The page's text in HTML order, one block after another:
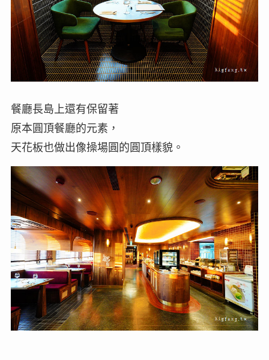
餐廳長島上還有保留著
原本圓頂餐廳的元素，
天花板也做出像操場圓的圓頂樣貌。